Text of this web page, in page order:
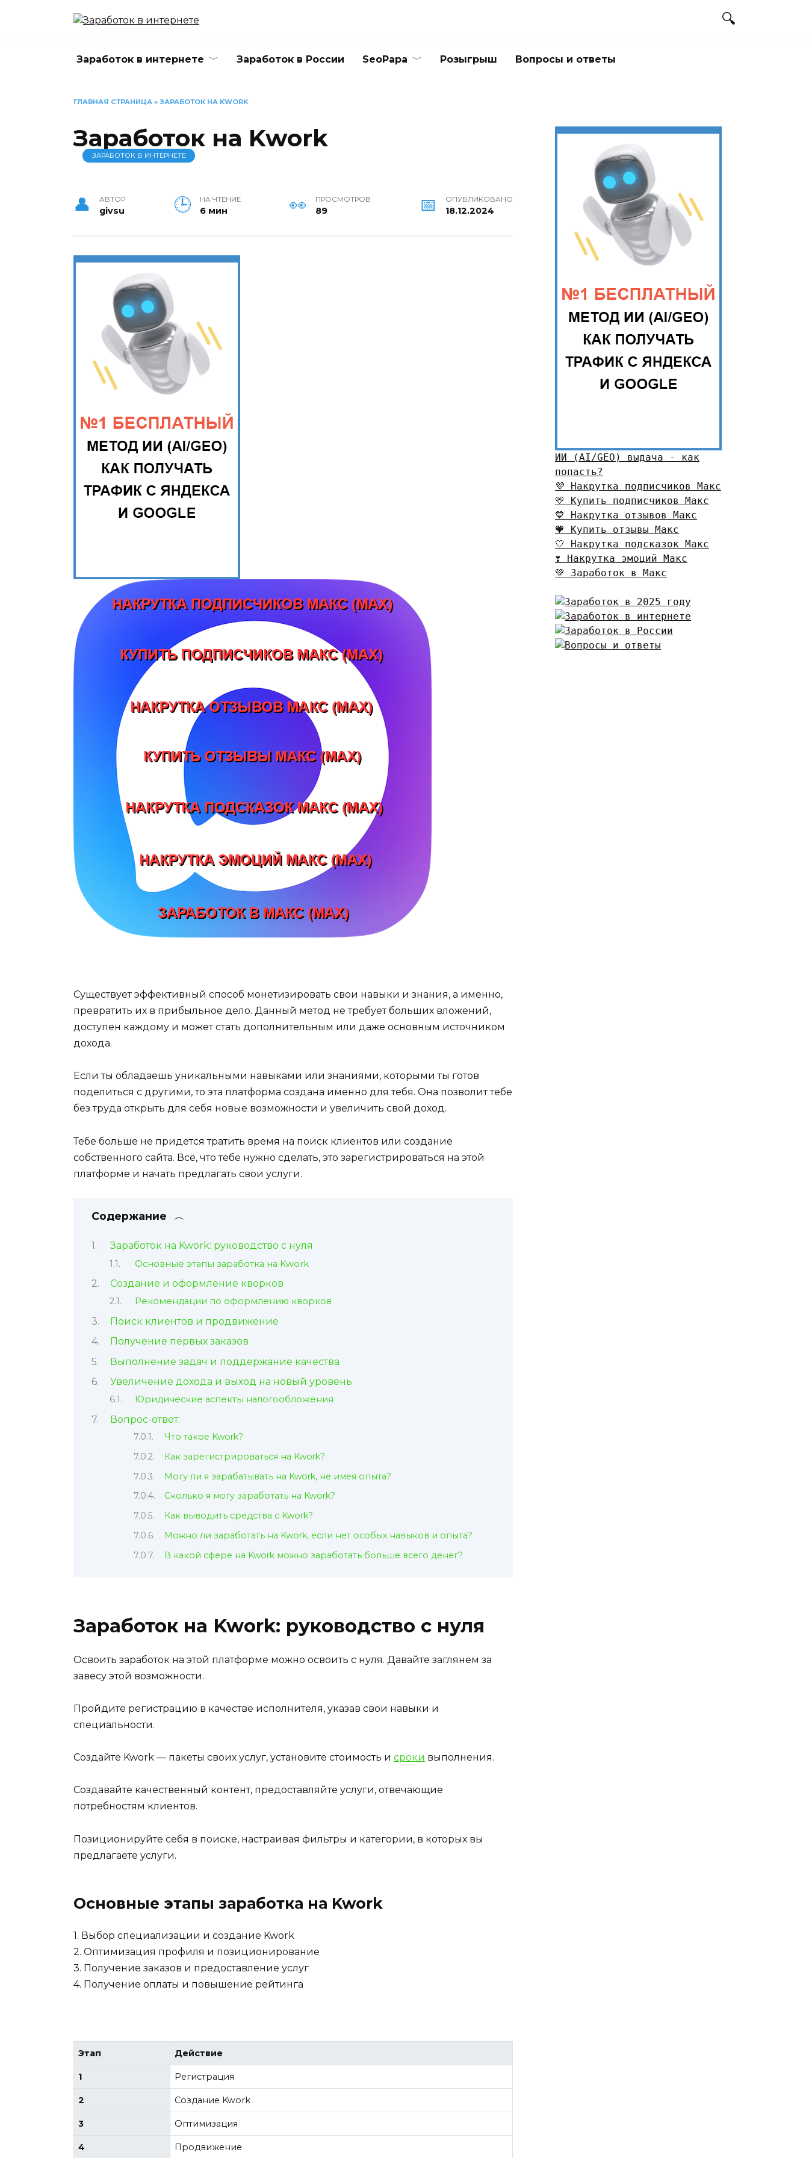
Заработок в интернете Заработок в России SeoPapa Розыгрыш Вопросы и ответы
ГЛАВНАЯ СТРАНИЦА » ЗАРАБОТОК НА KWORK
Заработок на Kwork
ЗАРАБОТОК В ИНТЕРНЕТЕ
АВТОР
givsu
НА ЧТЕНИЕ
6 мин
ПРОСМОТРОВ
89
ОПУБЛИКОВАНО
18.12.2024
Существует эффективный способ монетизировать свои навыки и знания, а именно,
превратить их в прибыльное дело. Данный метод не требует больших вложений,
доступен каждому и может стать дополнительным или даже основным источником
дохода.
Если ты обладаешь уникальными навыками или знаниями, которыми ты готов
поделиться с другими, то эта платформа создана именно для тебя. Она позволит тебе
без труда открыть для себя новые возможности и увеличить свой доход.
Тебе больше не придется тратить время на поиск клиентов или создание
собственного сайта. Всё, что тебе нужно сделать, это зарегистрироваться на этой
платформе и начать предлагать свои услуги.
Содержание
Заработок на Kwork: руководство с нуля
Основные этапы заработка на Kwork
Создание и оформление кворков
Рекомендации по оформлению кворков
Поиск клиентов и продвижение
Получение первых заказов
Выполнение задач и поддержание качества
Увеличение дохода и выход на новый уровень
Юридические аспекты налогообложения
Вопрос-ответ:
Что такое Kwork?
Как зарегистрироваться на Kwork?
Могу ли я зарабатывать на Kwork, не имея опыта?
Сколько я могу заработать на Kwork?
Как выводить средства с Kwork?
Можно ли заработать на Kwork, если нет особых навыков и опыта?
В какой сфере на Kwork можно заработать больше всего денег?
Заработок на Kwork: руководство с нуля
Освоить заработок на этой платформе можно освоить с нуля. Давайте заглянем за
завесу этой возможности.
Пройдите регистрацию в качестве исполнителя, указав свои навыки и
специальности.
Создайте Kwork — пакеты своих услуг, установите стоимость и сроки выполнения.
Создавайте качественный контент, предоставляйте услуги, отвечающие
потребностям клиентов.
Позиционируйте себя в поиске, настраивая фильтры и категории, в которых вы
предлагаете услуги.
Основные этапы заработка на Kwork
1. Выбор специализации и создание Kwork
2. Оптимизация профиля и позиционирование
3. Получение заказов и предоставление услуг
4. Получение оплаты и повышение рейтинга
Этап Действие
1 Регистрация
2 Создание Kwork
3 Оптимизация
4 Продвижение
ИИ (AI/GEO) выдача - как
попасть?
💜 Накрутка подписчиков Макс
💛 Купить подписчиков Макс
💙 Накрутка отзывов Макс
🧡 Купить отзывы Макс
🤍 Накрутка подсказок Макс
❣️ Накрутка эмоций Макс
💚 Заработок в Макс